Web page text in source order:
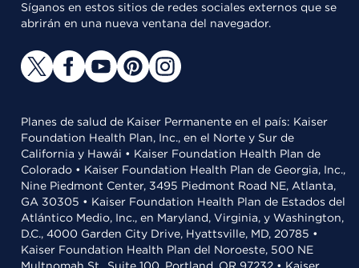
Síganos en estos sitios de redes sociales externos que se
abrirán en una nueva ventana del navegador.
Planes de salud de Kaiser Permanente en el país: Kaiser
Foundation Health Plan, Inc., en el Norte y Sur de
California y Hawái • Kaiser Foundation Health Plan de
Colorado • Kaiser Foundation Health Plan de Georgia, Inc.,
Nine Piedmont Center, 3495 Piedmont Road NE, Atlanta,
GA 30305 • Kaiser Foundation Health Plan de Estados del
Atlántico Medio, Inc., en Maryland, Virginia, y Washington,
D.C., 4000 Garden City Drive, Hyattsville, MD, 20785 •
Kaiser Foundation Health Plan del Noroeste, 500 NE